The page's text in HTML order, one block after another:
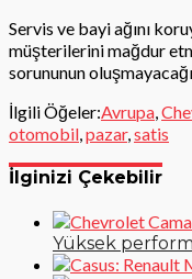
Servis ve bayi ağını
müşterilerini mağdur
sorununun
İlgili Öğeler:Avrupa
otomobil pazar, satis
İlginizi Çekebilir
Yüksek